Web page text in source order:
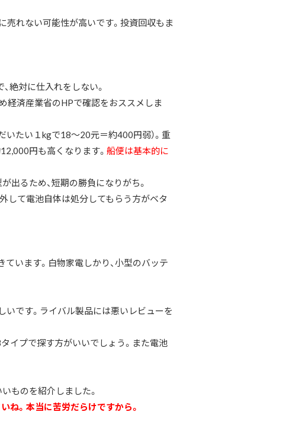
売れない可能性が高いです。投資回収もま
絶対に仕入れをしない。
経済産業省のHPで確認をおススメしま
いたい１kgで18～20元＝約400円弱）。重
円も高くなります。 船便は基本的に
出るため、短期の勝負になりがち。
して電池自体は処分してもらう方がベタ
います。白物家電しかり、小型のバッテ
です。ライバル製品には悪いレビューを
イプで探す方がいいでしょう。また電池
ものを紹介しました。
ね。本当に苦労だらけですから。